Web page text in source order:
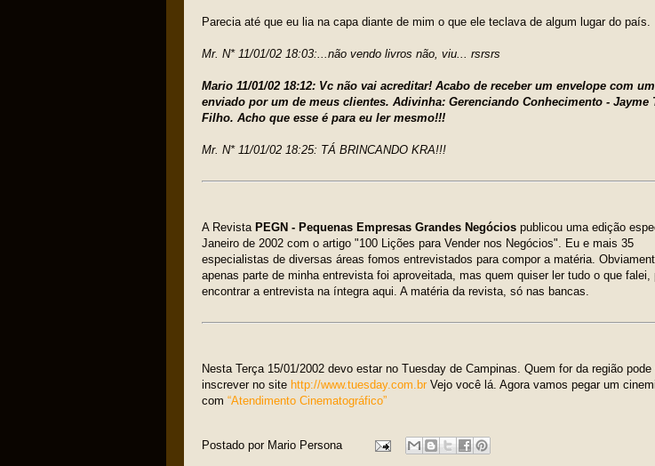
Parecia até que eu lia na capa diante de mim o que ele teclava de algum lugar do país.
Mr. N* 11/01/02 18:03:...não vendo livros não, viu... rsrsrs
Mario 11/01/02 18:12: Vc não vai acreditar! Acabo de receber um envelope com
enviado por um de meus clientes. Adivinha: Gerenciando Conhecimento - Jayme
Filho. Acho que esse é para eu ler mesmo!!!
Mr. N* 11/01/02 18:25: TÁ BRINCANDO KRA!!!
A Revista PEGN - Pequenas Empresas Grandes Negócios publicou uma edição
Janeiro de 2002 com o artigo "100 Lições para Vender nos Negócios". Eu e mais 35
especialistas de diversas áreas fomos entrevistados para compor a matéria.
apenas parte de minha entrevista foi aproveitada, mas quem quiser ler tudo o que falei,
encontrar a entrevista na íntegra aqui. A matéria da revista, só nas bancas.
Nesta Terça 15/01/2002 devo estar no Tuesday de Campinas. Quem for da região pode
inscrever no site http://www.tuesday.com.br Vejo você lá. Agora vamos pegar um
com “Atendimento Cinematográfico”
Postado por Mario Persona